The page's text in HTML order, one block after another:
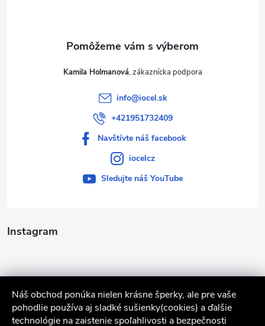
Náš obchod ponúka nielen krásne šperky, ale pre vaše
pohodlie používa aj sladké sušienky(cookies) a ďalšie
technológie na zaistenie spoľahlivosti a bezpečnosti
Instagram
Kamila Holmanová
info@iocel.sk
+421951732409
Navštívte náš facebook
iocelcz
Sledujte náš YouTube